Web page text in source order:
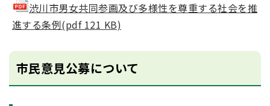
渋川市男女共同参画及び多様性を尊重する社会を推
進する条例(pdf 121 KB)
市民意見公募について